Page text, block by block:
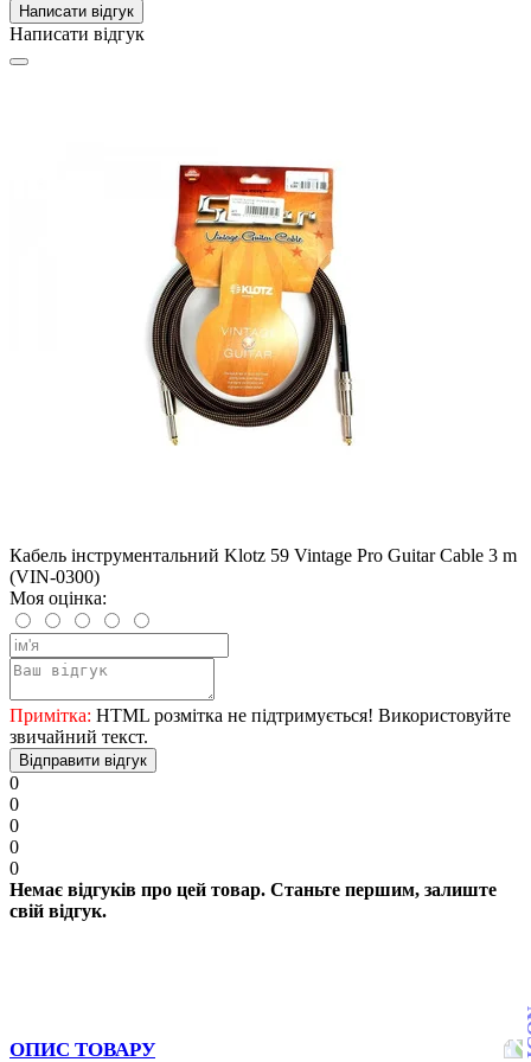
Написати відгук
Написати відгук
Кабель інструментальний Klotz 59 Vintage Pro Guitar Cable 3 m
(VIN-0300)
Моя оцінка:
Примітка: HTML розмітка не підтримується! Використовуйте
звичайний текст.
Відправити відгук
0
0
0
0
0
Немає відгуків про цей товар. Станьте першим, залиште
свій відгук.
ОПИС ТОВАРУ